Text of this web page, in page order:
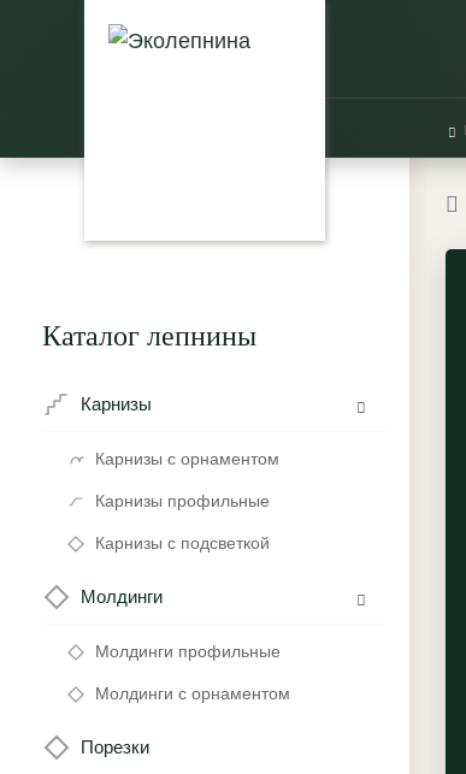
Каталог лепнины
Карнизы
Карнизы с орнаментом
Карнизы профильные
Карнизы с подсветкой
Молдинги
Молдинги профильные
Молдинги с орнаментом
Порезки